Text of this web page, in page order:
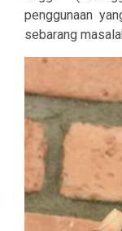
penggunaan
sebarang